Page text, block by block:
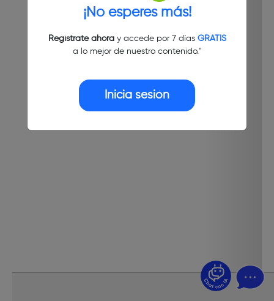
¡No esperes más!
Regístrate ahoray accede por 7 días GRATIS
a lo mejor de nuestro contenido."
Inicia sesión